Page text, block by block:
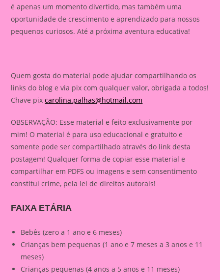
é apenas um momento divertido, mas também uma
oportunidade de crescimento e aprendizado para nossos
pequenos curiosos. Até a próxima aventura educativa!
Quem gosta do material pode ajudar compartilhando os
links do blog e via pix com qualquer valor, obrigada a todos!
Chave pixcarolina.palhas@hotmail.com
OBSERVAÇÃO: Esse material e feito exclusivamente por
mim! O material é para uso educacional e gratuito e
somente pode ser compartilhado através do link desta
postagem! Qualquer forma de copiar esse material e
compartilhar em PDFS ou imagens e sem consentimento
constitui crime, pela lei de direitos autorais!
FAIXA ETÁRIA
Bebês (zero a 1 ano e 6 meses)
Crianças bem pequenas (1 ano e 7 meses a 3 anos e 11
meses)
Crianças pequenas (4 anos a 5 anos e 11 meses)